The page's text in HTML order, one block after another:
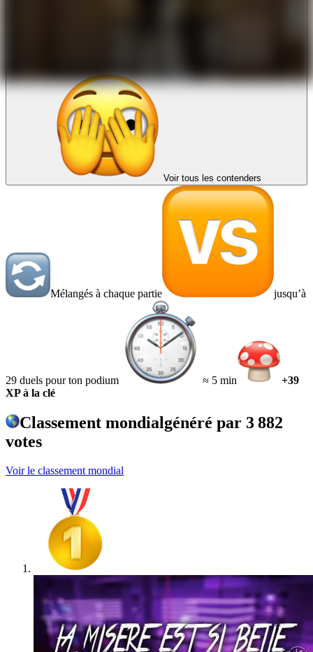
Voir tous les contenders
Mélangés à chaque partie jusqu’à
29 duels pour ton podium ≈ 5 min
+39
XP à la clé
Classement mondialgénéré par 3 882
votes
Voir le classement mondial